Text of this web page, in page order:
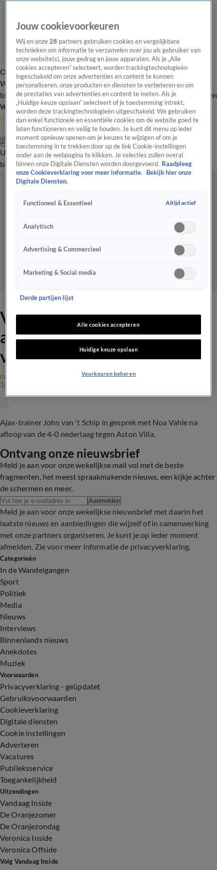
Overzicht Onze programma's Uitzendingen Onze gezichten
In de
WandelgangenInterviewsUitzending
bijwonenPodcastShopVeelgestelde vragenKijkersvraag insturen
Volg Vandaag Inside
Zoeken
UitzendingenVandaag InsideDe OranjezomerShopUitzending
bijwonen
Van 't Schip na dramatische
avond bij Aston Villa: 'Heel
veel dingen zaten tegen'
CONFERENCE LEAGUE
14 mrt 2024, 23:59
Ajax-trainer John van 't Schip in gesprek met Noa Vahle na
afloop van de 4-0 nederlaag tegen Aston Villa.
Ontvang onze nieuwsbrief
Meld je aan voor onze wekelijkse mail vol met de beste
fragmenten, het meest spraakmakende nieuws, een kijkje achter
de schermen en meer.
Aanmelden
Meld je aan voor onze wekelijkse nieuwsbrief met daarin het
laatste nieuws en aanbiedingen die wijzelf of in samenwerking
met onze partners organiseren. Je kunt je op ieder moment
afmelden. Zie voor meer informatie de privacyverklaring.
Categorieën
In de Wandelgangen
Sport
Politiek
Media
Nieuws
Interviews
Binnenlands nieuws
Anekdotes
Muziek
Voorwaarden
Privacyverklaring - geüpdatet
Gebruiksvoorwaarden
Cookieverklaring
Digitale diensten
Cookie instellingen
Adverteren
Vacatures
Publieksservice
Toegankelijkheid
Uitzendingen
Vandaag Inside
De Oranjezomer
De Oranjezondag
Veronica Inside
Veronica Offside
Volg Vandaag Inside
Jouw cookievoorkeuren
Wij en onze28 partners gebruiken cookies en vergelijkbare
technieken om informatie te verzamelen over jou als gebruiker van
onze website(s), jouw gedrag en jouw apparaten. Als je „Alle
cookies accepteren” selecteert, worden trackingtechnologieën
ingeschakeld om onze advertenties en content te kunnen
personaliseren, onze producten en diensten te verbeteren en om
de prestaties van advertenties en content te meten. Als je
„Huidige keuze opslaan” selecteert of je toestemming intrekt,
worden deze trackingtechnologieën uitgeschakeld. We gebruiken
dan enkel functionele en essentiële cookies om de website goed te
laten functioneren en veilig te houden. Je kunt dit menu op ieder
moment opnieuw openen om je keuzes te wijzigen of om je
toestemming in te trekken door op de link Cookie-instellingen
onder aan de webpagina te klikken. Je selecties zullen overal
binnen onze Digitale Diensten worden doorgevoerd. Raadpleeg
onze Cookieverklaring voor meer informatie.
Bekijk hier onze
Digitale Diensten.
Functioneel & Essentieel Altijd actief
Analytisch
Advertising & Commercieel
Marketing & Social media
Derde partijen lijst
Alle cookies accepteren
Huidige keuze opslaan
Voorkeuren beheren